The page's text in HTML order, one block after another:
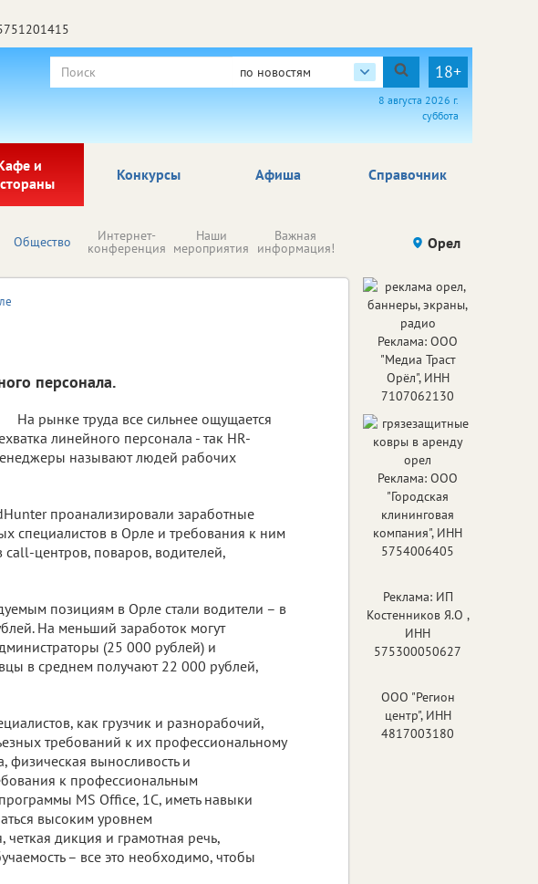
по новостям 18+
8 августа 2026 г.
суббота
и
Афиша Справочник
Конкурсы
Общество Интернет-
конференция
Наши
мероприятия
Важная
информация! Происшествия Здоровье
Орел
персонала.
На рынке труда все сильнее ощущается
линейного персонала - так HR-
называют людей рабочих
проанализировали заработные
специалистов в Орле и требования к ним
центров, поваров, водителей,
позициям в Орле стали водители – в
На меньший заработок могут
(25 000 рублей) и
в среднем получают 22 000 рублей,
как грузчик и разнорабочий,
требований к их профессиональному
выносливость и
к профессиональным
MS Office, 1С, иметь навыки
высоким уровнем
дикция и грамотная речь,
– все это необходимо, чтобы
Реклама: ООО
"Медиа Траст
Орёл", ИНН
7107062130
Реклама: ООО
"Городская
клининговая
компания", ИНН
5754006405
Реклама: ИП
Костенников Я.О ,
ИНН
575300050627
ООО "Регион
центр", ИНН
4817003180